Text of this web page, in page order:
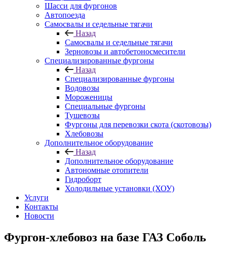
Шасси для фургонов
Автопоезда
Самосвалы и седельные тягачи
Назад
Самосвалы и седельные тягачи
Зерновозы и автобетоносмесители
Специализированные фургоны
Назад
Специализированные фургоны
Водовозы
Мороженицы
Специальные фургоны
Тушевозы
Фургоны для перевозки скота (скотовозы)
Хлебовозы
Дополнительное оборудование
Назад
Дополнительное оборудование
Автономные отопители
Гидроборт
Холодильные установки (ХОУ)
Услуги
Контакты
Новости
Фургон-хлебовоз на базе ГАЗ Соболь